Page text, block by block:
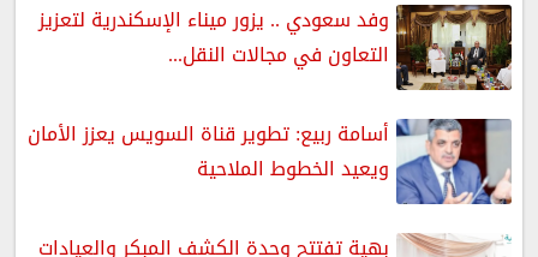
وفد سعودي .. يزور ميناء الإسكندرية لتعزيز
التعاون في مجالات النقل...
أسامة ربيع: تطوير قناة السويس يعزز الأمان
ويعيد الخطوط الملاحية
بهية تفتتح وحدة الكشف المبكر والعيادات